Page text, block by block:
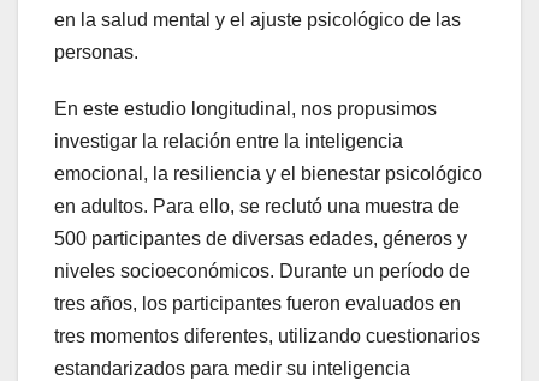
en la salud mental y el ajuste psicológico de las
personas.
En este estudio longitudinal, nos propusimos
investigar la relación entre la inteligencia
emocional, la resiliencia y el bienestar psicológico
en adultos. Para ello, se reclutó una muestra de
500 participantes de diversas edades, géneros y
niveles socioeconómicos. Durante un período de
tres años, los participantes fueron evaluados en
tres momentos diferentes, utilizando cuestionarios
estandarizados para medir su inteligencia